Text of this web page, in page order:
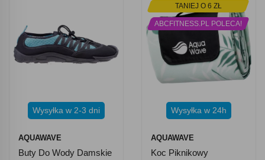
Wysyłka w 2-3 dni
AQUAWAVE
Buty Do Wody Damskie
TANIEJ O 6 ZŁ
ABCFITNESS.PL POLECA!
Wysyłka w 24h
AQUAWAVE
Koc Piknikowy